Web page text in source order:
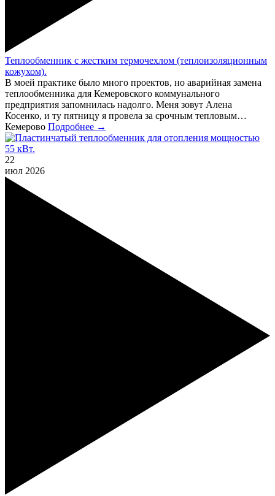
Теплообменник с жестким термочехлом (теплоизоляционным
кожухом).
В моей практике было много проектов, но аварийная замена
теплообменника для Кемеровского коммунального
предприятия запомнилась надолго. Меня зовут Алена
Косенко, и ту пятницу я провела за срочным тепловым…
Кемерово Подробнее →
22
июл 2026